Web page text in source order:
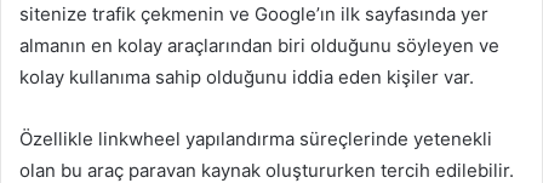
sitenize trafik çekmenin ve Google’ın ilk sayfasında yer
almanın en kolay araçlarından biri olduğunu söyleyen ve
kolay kullanıma sahip olduğunu iddia eden kişiler var.
Özellikle linkwheel yapılandırma süreçlerinde yetenekli
olan bu araç paravan kaynak oluştururken tercih edilebilir.